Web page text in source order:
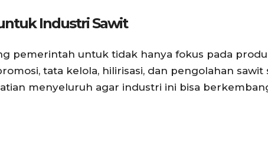
Industri Sawit
pemerintah untuk tidak hanya fokus pada
tata kelola, hilirisasi, dan pengolahan sawit
menyeluruh agar industri ini bisa